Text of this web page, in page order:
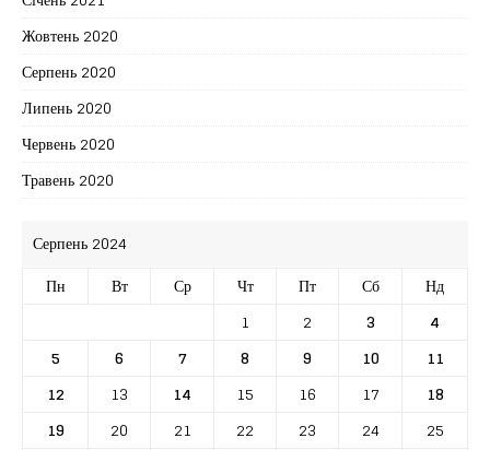
Жовтень 2020
Серпень 2020
Липень 2020
Червень 2020
Травень 2020
Серпень 2024
Пн
Вт Ср Чт Пт Сб
Нд
1
2 3
4
5
6 7 8 9 10
11
12
13 14 15 16 17
18
19
20 21 22 23 24 25